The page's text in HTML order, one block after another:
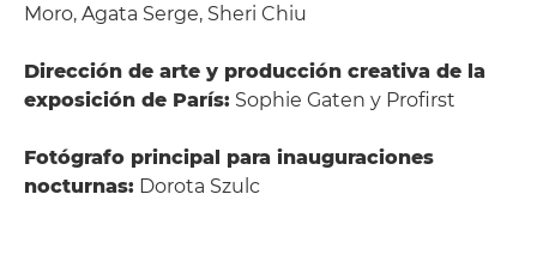
Moro, Agata Serge, Sheri Chiu
Dirección de arte y producción creativa de la
exposición de París: Sophie Gaten y Profirst
Fotógrafo principal para inauguraciones
nocturnas: Dorota Szulc